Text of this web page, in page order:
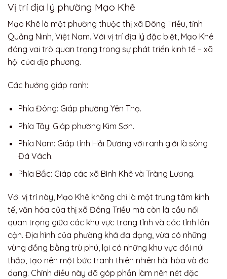
Vị trí địa lý phường Mạo Khê
Mạo Khê là một phường thuộc thị xã Đông Triều, tỉnh
Quảng Ninh, Việt Nam. Với vị trí địa lý đặc biệt, Mạo Khê
đóng vai trò quan trọng trong sự phát triển kinh tế – xã
hội của địa phương.
Các hướng giáp ranh:
Phía Đông: Giáp phường Yên Thọ.
Phía Tây: Giáp phường Kim Sơn.
Phía Nam: Giáp tỉnh Hải Dương với ranh giới là sông
Đá Vách.
Phía Bắc: Giáp các xã Bình Khê và Tràng Lương.
Với vị trí này, Mạo Khê không chỉ là một trung tâm kinh
tế, văn hóa của thị xã Đông Triều mà còn là cầu nối
quan trọng giữa các khu vực trong tỉnh và các tỉnh lân
cận. Địa hình của phường khá đa dạng, vừa có những
vùng đồng bằng trù phú, lại có những khu vực đồi núi
thấp, tạo nên một bức tranh thiên nhiên hài hòa và đa
dạng. Chính điều này đã góp phần làm nên nét đặc